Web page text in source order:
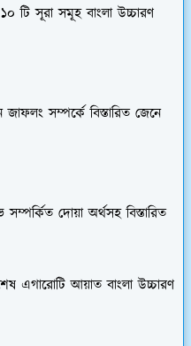
টি সূরা সমূহ বাংলা উচ্চারণ
জাফলং সম্পর্কে বিস্তারিত জেনে
দোয়া অর্থসহ বিস্তারিত
এগারোটি আয়াত বাংলা উচ্চারণ